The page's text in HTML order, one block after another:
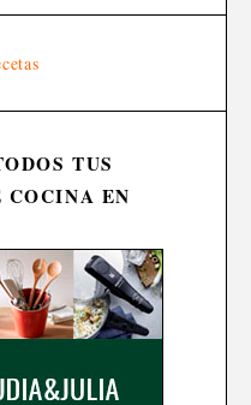
TUS
COCINA EN